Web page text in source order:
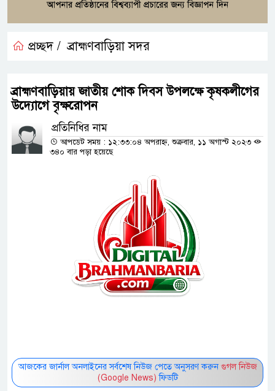
প্রচ্ছদ / ব্রাহ্মণবাড়িয়া সদর
ব্রাহ্মণবাড়িয়ায় জাতীয় শোক দিবস উপলক্ষে কৃষকলীগের
উদ্যোগে বৃক্ষরোপন
প্রতিনিধির নাম
আপডেট সময় : ১২:৩৩:০৪ অপরাহ্ন, শুক্রবার, ১১ অগাস্ট ২০২৩
৩৪০ বার পড়া হয়েছে
আজকের জার্নাল অনলাইনের সর্বশেষ নিউজ পেতে অনুসরণ করুন গুগল নিউজ
(Google News) ফিডটি